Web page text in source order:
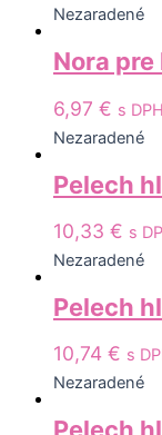
Nezaradené
Nora
6,97 € s DPH
Nezaradené
Pelech
10,33 € s
Nezaradené
Pelech
10,74 € s
Nezaradené